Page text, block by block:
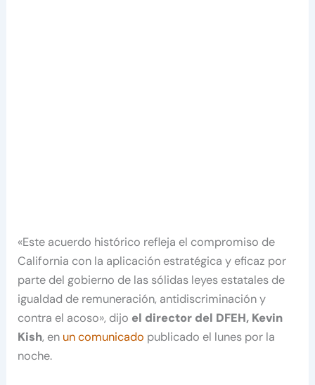
«Este acuerdo histórico refleja el compromiso de
California con la aplicación estratégica y eficaz por
parte del gobierno de las sólidas leyes estatales de
igualdad de remuneración, antidiscriminación y
contra el acoso», dijo el director del DFEH, Kevin
Kish, en un comunicado publicado el lunes por la
noche.